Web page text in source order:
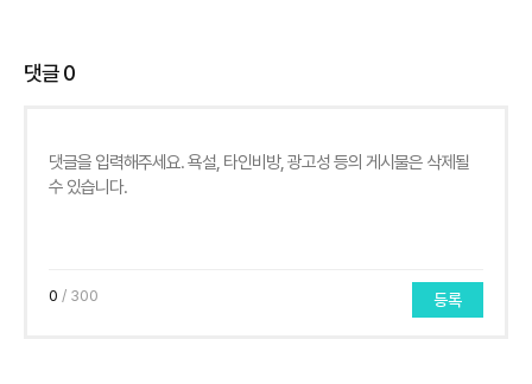
댓글0
0 / 300 등록